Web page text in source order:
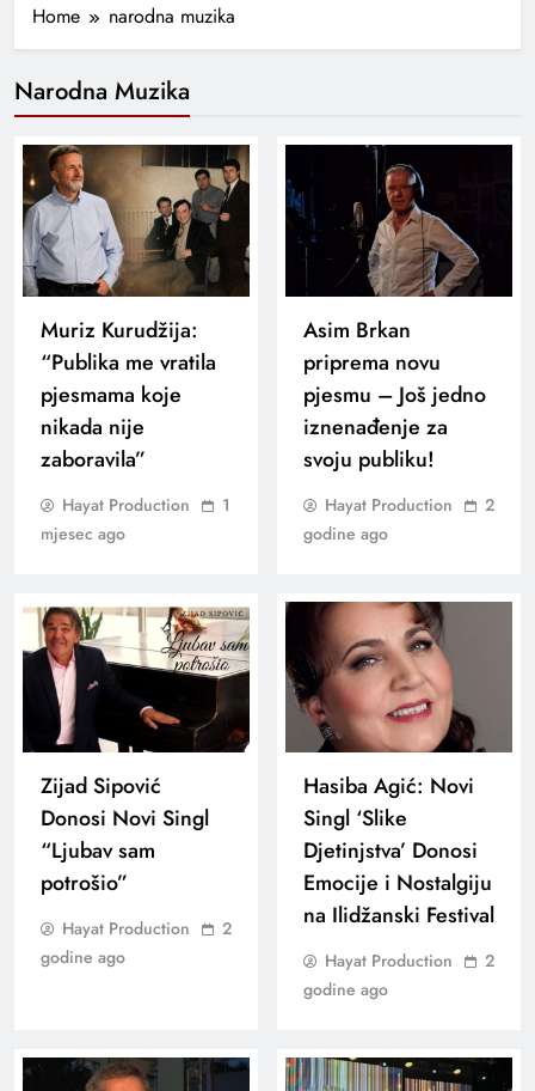
Home narodna muzika
Narodna Muzika
Muriz Kurudžija:
“Publika me vratila
pjesmama koje
nikada nije
zaboravila”
Hayat Production
1
mjesec ago
Asim Brkan
priprema novu
pjesmu – Još jedno
iznenađenje za
svoju publiku!
Hayat Production
2
godine ago
Zijad Sipović
Donosi Novi Singl
“Ljubav sam
potrošio”
Hayat Production
2
godine ago
Hasiba Agić: Novi
Singl ‘Slike
Djetinjstva’ Donosi
Emocije i Nostalgiju
na Ilidžanski Festival
Hayat Production
2
godine ago